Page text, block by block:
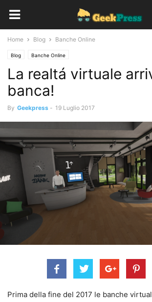
Home Blog Banche Online
Blog Banche Online
La realtá virtuale
banca!
By Geekpress - 19 Luglio 2017
Prima della fine del 2017 le banche